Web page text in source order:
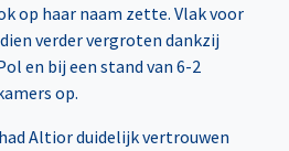
op haar naam zette. Vlak voor
verder vergroten dankzij
en bij een stand van 6-2
op.
Altior duidelijk vertrouwen